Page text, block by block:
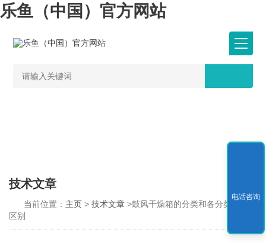
乐鱼（中国）官方网站
技术文章
当前位置： 主页 >技术文章 >鼓风干燥箱的分类和各分类之间的
区别
电话咨询